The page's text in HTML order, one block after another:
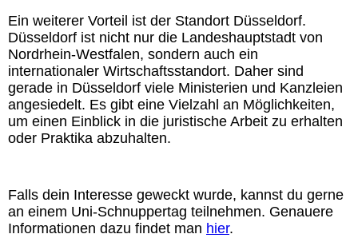
Ein weiterer Vorteil ist der Standort Düsseldorf.
Düsseldorf ist nicht nur die Landeshauptstadt von
Nordrhein-Westfalen, sondern auch ein
internationaler Wirtschaftsstandort. Daher sind
gerade in Düsseldorf viele Ministerien und Kanzleien
angesiedelt. Es gibt eine Vielzahl an Möglichkeiten,
um einen Einblick in die juristische Arbeit zu erhalten
oder Praktika abzuhalten.
Falls dein Interesse geweckt wurde, kannst du gerne
an einem Uni-Schnuppertag teilnehmen. Genauere
Informationen dazu findet man hier.